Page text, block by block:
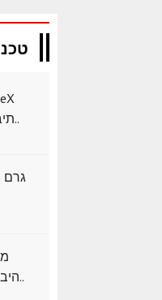
Crew-12 תיבחן הסתגלו..
גרם
היברידית ממהנדס טורקי..